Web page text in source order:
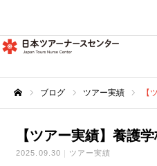
ブログ ツアー実績 【
【ツアー実績】養護
2025.09.30 ツアー実績